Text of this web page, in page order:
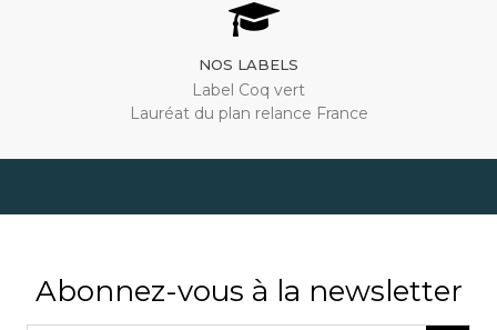
NOS LABELS
Label Coq vert
Lauréat du plan relance France
Abonnez-vous à la newsletter